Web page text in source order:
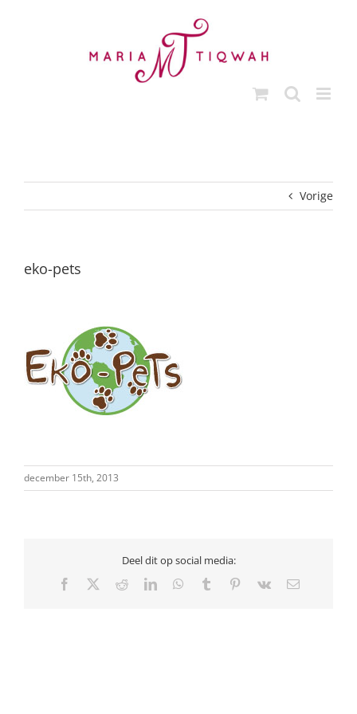
Vorige
eko-pets
december 15th, 2013
Deel dit op social media:
Facebook RedditLinkedInWhatsApp
Tumblr Pinterest
Vk
E-